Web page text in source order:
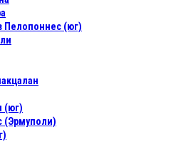
Пелопоннес (юг)
(юг)
(Эрмуполи)